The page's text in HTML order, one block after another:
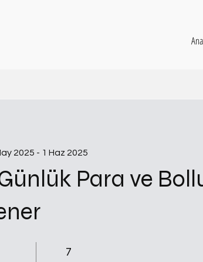
Para ve
2025 - 1 Haz 2025
7